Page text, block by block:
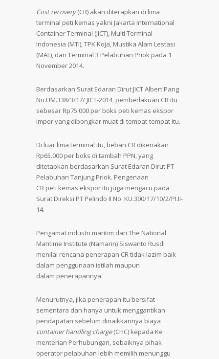
Cost recovery(CR) akan diterapkan di lima
terminal peti kemas yakni Jakarta International
Container Terminal (JICT), Multi Terminal
Indonesia (MTI), TPK Koja, Mustika Alam Lestasi
(MAL), dan Terminal 3 Pelabuhan Priok pada 1
November 2014.
Berdasarkan Surat Edaran Dirut JICT Albert Pang
No.UM.338/3/17/ JICT-2014, pemberlakuan CR itu
sebesar Rp75.000 per boks peti kemas ekspor
impor yang dibongkar muat di tempat-tempat itu.
Di luar lima terminal itu, beban CR dikenakan
Rp65.000 per boks di tambah PPN, yang
ditetapkan berdasarkan Surat Edaran Dirut PT
Pelabuhan Tanjung Priok. Pengenaan
CR peti kemas ekspor itu juga mengacu pada
Surat Direksi PT Pelindo II No. KU.300/17/10/2/PI.II-
14.
Pengamat industri maritim dari The National
Maritime Institute (Namarin) Siswanto Rusdi
menilai rencana penerapan CR tidak lazim baik
dalam penggunaan istilah maupun
dalam penerapannya.
Menurutnya, jika penerapan itu bersifat
sementara dan hanya untuk menggantikan
pendapatan sebelum dinaikkannya biaya
container handling charge(CHC) kepada Ke
menterian Perhubungan, sebaiknya pihak
operator pelabuhan lebih memilih menunggu